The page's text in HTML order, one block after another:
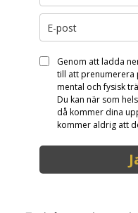
Genom att ladda
till att prenumerera
mental och fysisk
Du kan när som
då kommer dina
kommer aldrig att